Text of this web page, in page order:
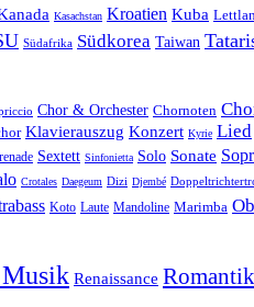
Kasachstan Kroatien Kuba
Südafrika Südkorea Taiwan
Chor & Orchester Chornoten
Klavierauszug Konzert Kyrie Lied
Sextett Sinfonietta Solo Sonate
Crotales Daegeum Dizi Djembé
Koto Laute Mandoline Marimba
Renaissance Romantik